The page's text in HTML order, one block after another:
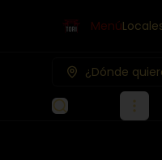
Menú
¿Dónde